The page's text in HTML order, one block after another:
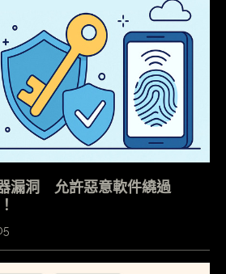
漏洞 允許惡意軟件繞過